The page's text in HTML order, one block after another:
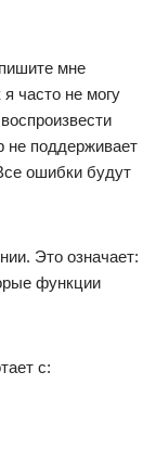
мне
часто не могу
не поддерживает
ошибки будут
Это означает:
функции
с: